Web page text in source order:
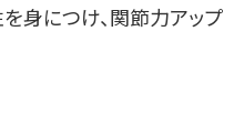
身につけ、関節力アップ